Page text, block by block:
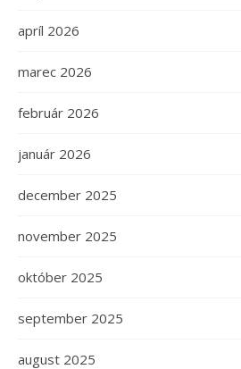
apríl 2026
marec 2026
február 2026
január 2026
december 2025
november 2025
október 2025
september 2025
august 2025